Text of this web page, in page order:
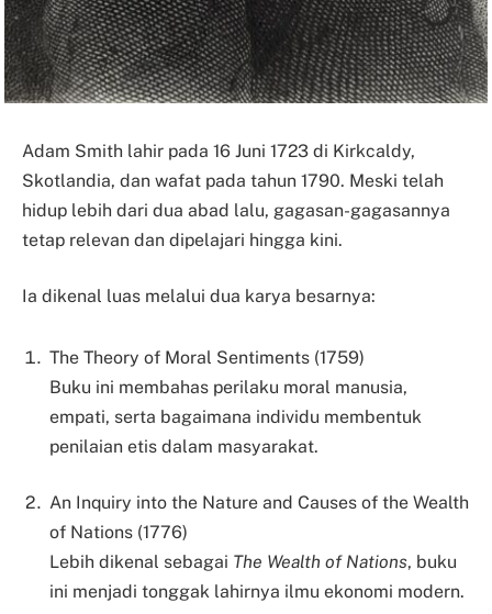
Adam Smith lahir pada 16 Juni 1723 di Kirkcaldy,
Skotlandia, dan wafat pada tahun 1790. Meski telah
hidup lebih dari dua abad lalu, gagasan-gagasannya
tetap relevan dan dipelajari hingga kini.
Ia dikenal luas melalui dua karya besarnya:
The Theory of Moral Sentiments (1759)
Buku ini membahas perilaku moral manusia,
empati, serta bagaimana individu membentuk
penilaian etis dalam masyarakat.
An Inquiry into the Nature and Causes of the Wealth
of Nations (1776)
Lebih dikenal sebagai The Wealth of Nations, buku
ini menjadi tonggak lahirnya ilmu ekonomi modern.